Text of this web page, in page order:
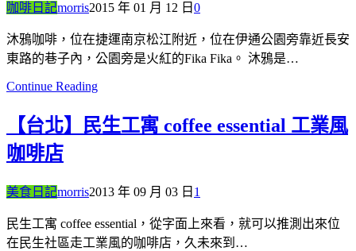
咖啡日記morris2015 年 01 月 12 日 0
沐鴉咖啡，位在捷運南京松江附近，位在伊通公園旁靠近長安
東路的巷子內，公園旁是火紅的Fika Fika。 沐鴉是…
Continue Reading
【台北】民生工寓 coffee essential 工業風
咖啡店
美食日記morris2013 年 09 月 03 日 1
民生工寓 coffee essential，從字面上來看，就可以推測出來位
在民生社區走工業風的咖啡店，久未來到…